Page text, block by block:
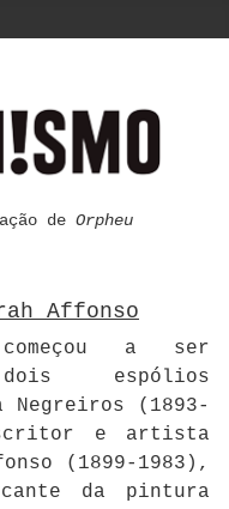
de Orpheu
Affonso
a ser
espólios
Negreiros (1893-
e artista
(1899-1983),
da pintura